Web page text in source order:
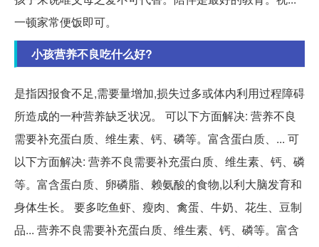
一顿家常便饭即可。
小孩营养不良吃什么好?
是指因报食不足,需要量增加,损失过多或体内利用过程障碍
所造成的一种营养缺乏状况。 可以下方面解决: 营养不良
需要补充蛋白质、维生素、钙、磷等。富含蛋白质、... 可
以下方面解决: 营养不良需要补充蛋白质、维生素、钙、磷
等。富含蛋白质、卵磷脂、赖氨酸的食物,以利大脑发育和
身体生长。 要多吃鱼虾、瘦肉、禽蛋、牛奶、花生、豆制
品... 营养不良需要补充蛋白质、维生素、钙、磷等。富含